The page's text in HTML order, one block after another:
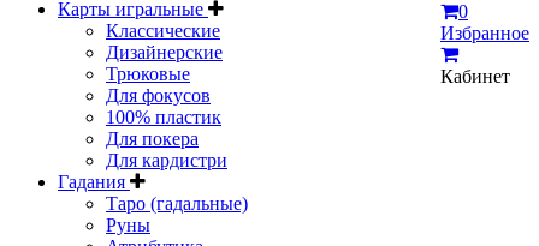
0
Избранное
Кабинет
Карты игральные
Классические
Дизайнерские
Трюковые
Для фокусов
100% пластик
Для покера
Для кардистри
Гадания
Таро (гадальные)
Руны